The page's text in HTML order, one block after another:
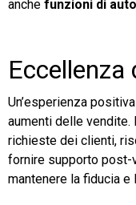
anche funzioni di
Eccellenza
Un’esperienza
aumenti delle
richieste dei clienti,
fornire supporto
mantenere la fiducia